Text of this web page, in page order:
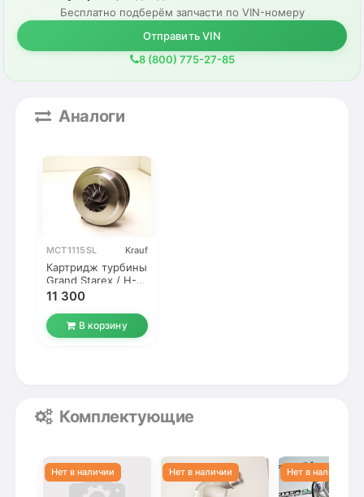
Бесплатно подберём запчасти по VIN-номеру
Отправить VIN
8 (800) 775-27-85
Аналоги
MCT1115SL Krauf
Картридж турбины
Grand Starex / H-1
D4CB 2012- EURO5
11 300
В корзину
Комплектующие